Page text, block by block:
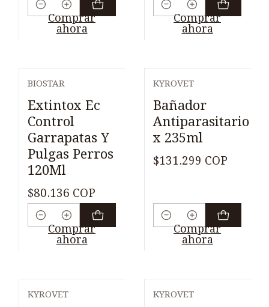
Cantidad
Comprar
ahora
Cantidad
Comprar
ahora
BIOSTAR
Extintox Ec
Control
Garrapatas Y
Pulgas Perros
120Ml
$80.136 COP
Cantidad
Comprar
ahora
KYROVET
Bañador
Antiparasitario
x 235ml
$131.299 COP
Cantidad
Comprar
ahora
KYROVET KYROVET